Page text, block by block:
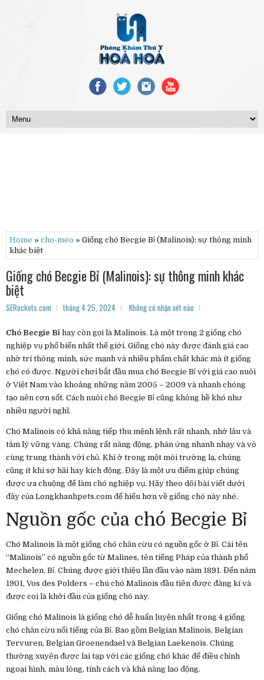
Home » cho-meo » Giống chó Becgie Bỉ (Malinois): sự thông minh
khác biệt
Giống chó Becgie Bỉ (Malinois): sự thông minh khác
biệt
SERockets.com tháng 4 25, 2024 Không có nhận xét nào
Chó Becgie Bỉ hay còn gọi là Malinois. Là một trong 2 giống chó
nghiệp vụ phổ biến nhất thế giới. Giống chó này được đánh giá cao
nhờ trí thông minh, sức mạnh và nhiều phẩm chất khác mà ít giống
chó có được. Người chơi bắt đầu mua chó Becgie Bỉ với giá cao nuôi
ở Việt Nam vào khoảng những năm 2005 – 2009 và nhanh chóng
tạo nên cơn sốt. Cách nuôi chó Becgie Bỉ cũng không hề khó như
nhiều người nghĩ.
Chó Malinois có khả năng tiếp thu mệnh lệnh rất nhanh, nhớ lâu và
tâm lý vững vàng. Chúng rất năng động, phản ứng nhanh nhạy và vô
cùng trung thành với chủ. Khi ở trong một môi trường lạ, chúng
cũng ít khi sợ hãi hay kích động. Đây là một ưu điểm giúp chúng
được ưa chuộng để làm chó nghiệp vụ. Hãy theo dõi bài viết dưới
đây của Longkhanhpets.com để hiểu hơn về giống chó này nhé.
Nguồn gốc của chó Becgie Bỉ
Chó Malinois là một giống chó chăn cừu có nguồn gốc ở Bỉ. Cái tên
“Malinois” có nguồn gốc từ Malines, tên tiếng Pháp của thành phố
Mechelen, Bỉ. Chúng được giới thiệu lần đầu vào năm 1891. Đến năm
1901, Vos des Polders – chú chó Malinois đầu tiên được đăng kí và
được coi là khởi đầu của giống chó này.
Giống chó Malinois là giống chó dễ huấn luyện nhất trong 4 giống
chó chăn cừu nổi tiếng của Bỉ. Bao gồm Belgian Malinois, Belgian
Tervuren, Belgian Groenendael và Belgian Laekenois. Chúng
thường xuyên được lai tạp với các giống chó khác để điều chỉnh
ngoại hình, màu lông, tính cách và khả năng lao động.